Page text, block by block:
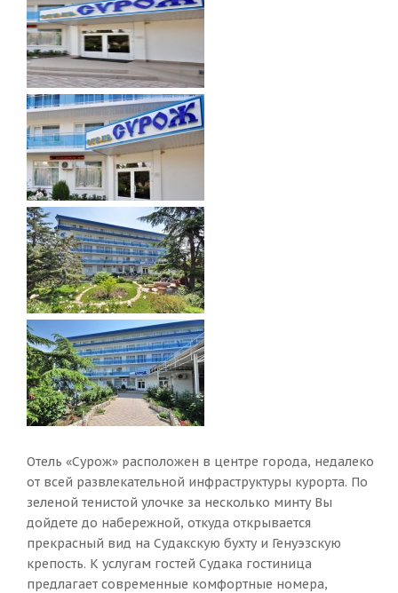
Отель «Сурож» расположен в центре города, недалеко
от всей развлекательной инфраструктуры курорта. По
зеленой тенистой улочке за несколько минту Вы
дойдете до набережной, откуда открывается
прекрасный вид на Судакскую бухту и Генуэзскую
крепость. К услугам гостей Судака гостиница
предлагает современные комфортные номера,